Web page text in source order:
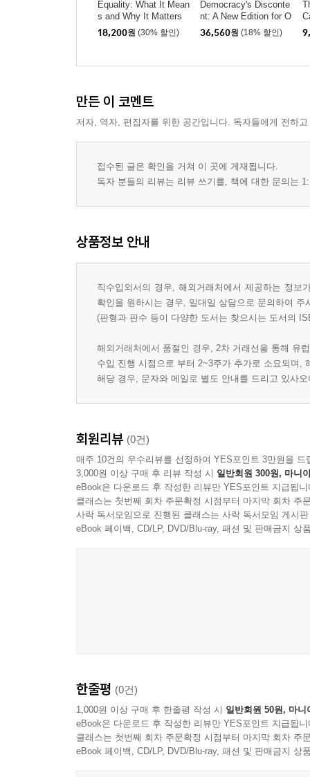
Equality: What It Mean
s and Why It Matters
18,200원 (30% 할인)
Democracy's Disconte
nt: A New Edition for O
ur Perilous Times
36,560원 (18% 할인)
만든 이 코멘트
저자, 역자, 편집자를 위한 공간입니다. 독자들에게 전하
접수된 글은 확인을 거쳐 이 곳에 게재됩니다.
독자 분들의 리뷰는 리뷰 쓰기를, 책에 대한 문의는
상품정보 안내
직수입외서의 경우, 해외거래처에서 제공하는 정
확인을 원하시는 경우, 일대일 상담으로 문의하여 주
(판형과 판수 등이 다양한 도서는 찾으시는 도서의
해외거래처에서 품절인 경우, 2차 거래선을 통해 유
수입 진행 시점으로 부터 2~3주가 추가로 소요되며,
해당 경우, 문자와 메일로 별도 안내를 드리고 있사
회원리뷰 (0건)
매주 10건의 우수리뷰를 선정하여 YES포인트 3만원을 드
3,000원 이상 구매 후 리뷰 작성 시 일반회원 300원, 마니
eBook은 다운로드 후 작성한 리뷰만 YES포인트 지급됩니
클래스는 첫번째 회차 주문확정 시점부터 마지막 회차 주
사락 독서모임으로 진행된 클래스는 사락 독서모임 게시
eBook 페이백, CD/LP, DVD/Blu-ray, 패션 및 판매금지 상
한줄평 (0건)
1,000원 이상 구매 후 한줄평 작성 시 일반회원 50원, 마니
eBook은 다운로드 후 작성한 리뷰만 YES포인트 지급됩니
클래스는 첫번째 회차 주문확정 시점부터 마지막 회차 주
eBook 페이백, CD/LP, DVD/Blu-ray, 패션 및 판매금지 상